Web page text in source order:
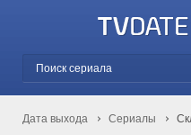
Дата выхода Сериалы